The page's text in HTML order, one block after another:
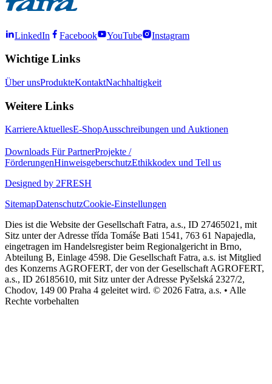
LinkedIn Facebook YouTube Instagram
Wichtige Links
Über unsProdukteKontaktNachhaltigkeit
Weitere Links
KarriereAktuellesE-ShopAusschreibungen und Auktionen
Downloads Für PartnerProjekte /
FörderungenHinweisgeberschutzEthikkodex und Tell us
Designed by 2FRESH
SitemapDatenschutzCookie-Einstellungen
Dies ist die Website der Gesellschaft Fatra, a.s., ID 27465021, mit
Sitz unter der Adresse třída Tomáše Bati 1541, 763 61 Napajedla,
eingetragen im Handelsregister beim Regionalgericht in Brno,
Abteilung B, Einlage 4598. Die Gesellschaft Fatra, a.s. ist Mitglied
des Konzerns AGROFERT, der von der Gesellschaft AGROFERT,
a.s., ID 26185610, mit Sitz unter der Adresse Pyšelská 2327/2,
Chodov, 149 00 Praha 4 geleitet wird. © 2026 Fatra, a.s. • Alle
Rechte vorbehalten